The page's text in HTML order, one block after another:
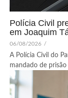
Polícia Civil
em Joaquim
06/08/2026 /
A Polícia Civil do
mandado de